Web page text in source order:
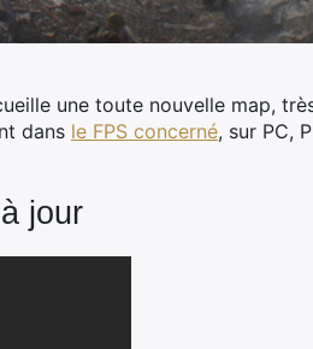
une toute nouvelle map,
dans le FPS concerné, sur PC,
jour